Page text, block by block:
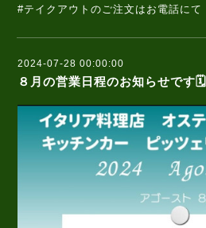
#テイクアウトのご注文はお電話にて
2024-07-28 00:00:00
８月の営業日程のお知らせです🗓️